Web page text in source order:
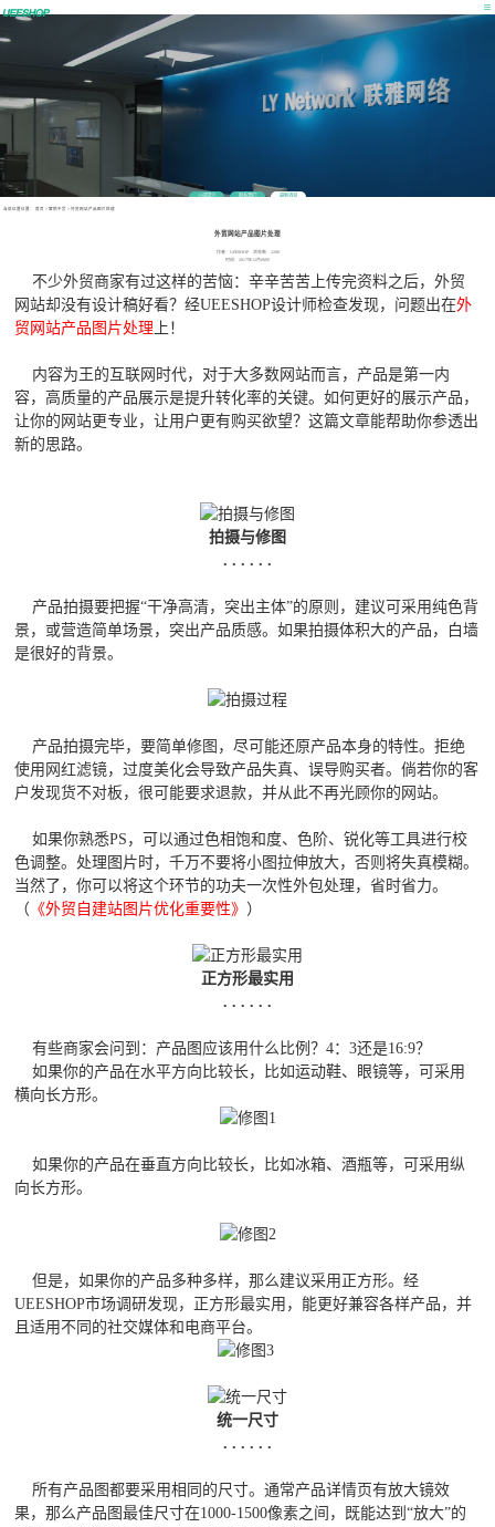
公司简介 联系我们 最新消息
当前位置位置： 首页 > 营销干货> 外贸网站产品图片处理
外贸网站产品图片处理
作者：UEESHOP 浏览数：2208
时间：2017年12月08日
不少外贸商家有过这样的苦恼：辛辛苦苦上传完资料之后，外贸
网站却没有设计稿好看？经UEESHOP设计师检查发现，问题出在外
贸网站产品图片处理 上！
内容为王的互联网时代，对于大多数网站而言，产品是第一内
容，高质量的产品展示是提升转化率的关键。如何更好的展示产品，
让你的网站更专业，让用户更有购买欲望？这篇文章能帮助你参透出
新的思路。
拍摄与修图
. . . . . .
产品拍摄要把握“干净高清，突出主体”的原则，建议可采用纯色背
景，或营造简单场景，突出产品质感。如果拍摄体积大的产品，白墙
是很好的背景。
产品拍摄完毕，要简单修图，尽可能还原产品本身的特性。拒绝
使用网红滤镜，过度美化会导致产品失真、误导购买者。倘若你的客
户发现货不对板，很可能要求退款，并从此不再光顾你的网站。
如果你熟悉PS，可以通过色相饱和度、色阶、锐化等工具进行校
色调整。处理图片时，千万不要将小图拉伸放大，否则将失真模糊。
当然了，你可以将这个环节的功夫一次性外包处理，省时省力。
（ 《外贸自建站图片优化重要性》 ）
正方形最实用
. . . . . .
有些商家会问到：产品图应该用什么比例？4：3还是16:9？
如果你的产品在水平方向比较长，比如运动鞋、眼镜等，可采用
横向长方形。
如果你的产品在垂直方向比较长，比如冰箱、酒瓶等，可采用纵
向长方形。
但是，如果你的产品多种多样，那么建议采用正方形。经
UEESHOP市场调研发现，正方形最实用，能更好兼容各样产品，并
且适用不同的社交媒体和电商平台。
统一尺寸
. . . . . .
所有产品图都要采用相同的尺寸。通常产品详情页有放大镜效
果，那么产品图最佳尺寸在1000-1500像素之间，既能达到“放大”的